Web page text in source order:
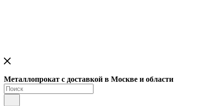
Металлопрокат с доставкой в Москве и области